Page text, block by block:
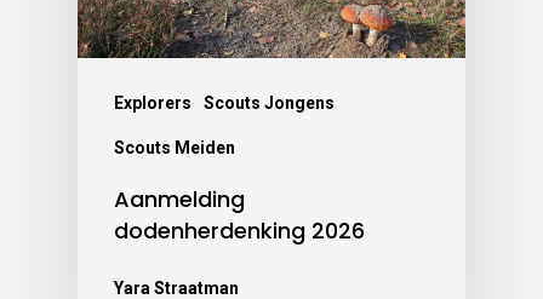
Explorers Scouts Jongens
Scouts Meiden
Aanmelding
dodenherdenking 2026
Yara Straatman